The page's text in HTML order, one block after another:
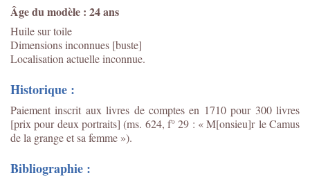
Âge du modèle : 24 ans
Huile sur toile
Dimensions inconnues [buste]
Localisation actuelle inconnue.
Historique :
Paiement inscrit aux livres de comptes en 1710 pour 300 livres
[prix pour deux portraits] (ms. 624, f° 29 : « M[onsieu]r le Camus
de la grange et sa femme »).
Bibliographie :